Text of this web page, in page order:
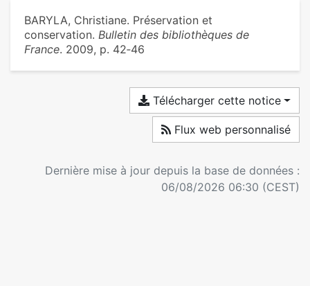
BARYLA, Christiane. Préservation et
conservation. Bulletin des bibliothèques de
France. 2009, p. 42‑46
Télécharger cette notice
Flux web personnalisé
Dernière mise à jour depuis la base de données :
06/08/2026 06:30 (CEST)